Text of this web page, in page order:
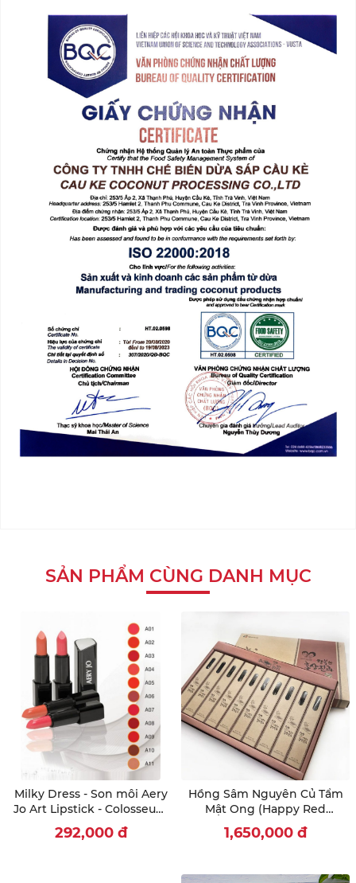
SẢN PHẨM CÙNG DANH MỤC
Milky Dress - Son môi Aery
Jo Art Lipstick - Colosseum
- nâu đất - No 10
292,000 đ
Hồng Sâm Nguyên Củ Tẩm
Mật Ong (Happy Red
Ginseng Honeyed) 220G
1,650,000 đ